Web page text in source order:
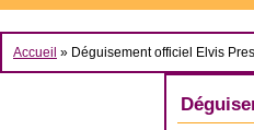
Accueil » Déguisement officiel Elvis